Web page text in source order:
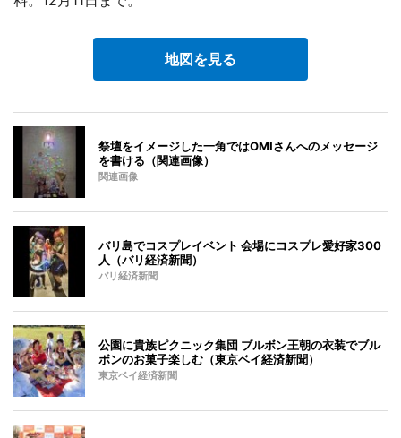
地図を見る
祭壇をイメージした一角ではOMIさんへのメッセージ
を書ける（関連画像）
関連画像
バリ島でコスプレイベント 会場にコスプレ愛好家300
人（バリ経済新聞）
バリ経済新聞
公園に貴族ピクニック集団 ブルボン王朝の衣装でブル
ボンのお菓子楽しむ（東京ベイ経済新聞）
東京ベイ経済新聞